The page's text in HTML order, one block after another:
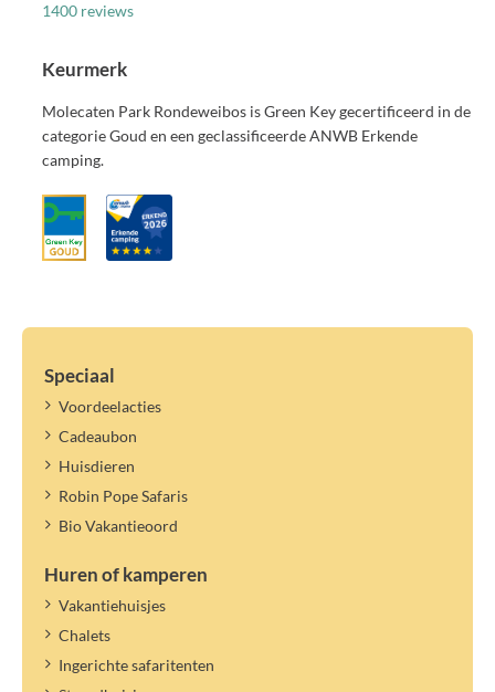
1400 reviews
Keurmerk
Molecaten Park Rondeweibos is Green Key gecertificeerd in de
categorie Goud en een geclassificeerde ANWB Erkende
camping.
Speciaal
Voordeelacties
Cadeaubon
Huisdieren
Robin Pope Safaris
Bio Vakantieoord
Huren of kamperen
Vakantiehuisjes
Chalets
Ingerichte safaritenten